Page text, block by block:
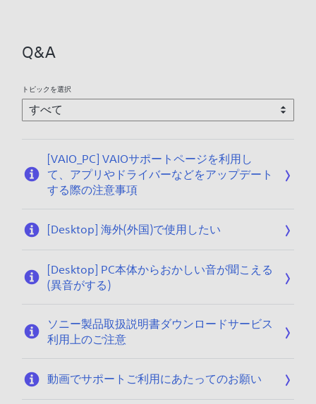
Q&A
トピックを選択
[VAIO_PC] VAIOサポートページを利用し
て、アプリやドライバーなどをアップデート
する際の注意事項
[Desktop] 海外(外国)で使用したい
[Desktop] PC本体からおかしい音が聞こえる
(異音がする)
ソニー製品取扱説明書ダウンロードサービス
利用上のご注意
動画でサポートご利用にあたってのお願い